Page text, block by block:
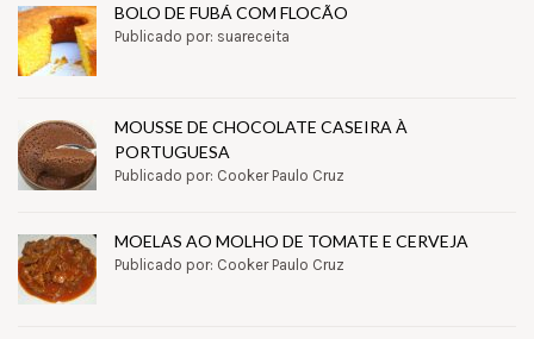
BOLO DE FUBÁ COM FLOCÃO
Publicado por: suareceita
MOUSSE DE CHOCOLATE CASEIRA À
PORTUGUESA
Publicado por: Cooker Paulo Cruz
MOELAS AO MOLHO DE TOMATE E CERVEJA
Publicado por: Cooker Paulo Cruz